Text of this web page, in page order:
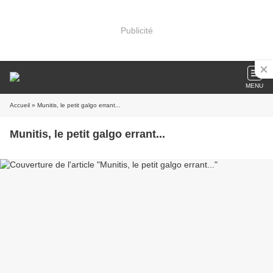
Publicité
MENU
Accueil » Munitis, le petit galgo errant...
Munitis, le petit galgo errant...